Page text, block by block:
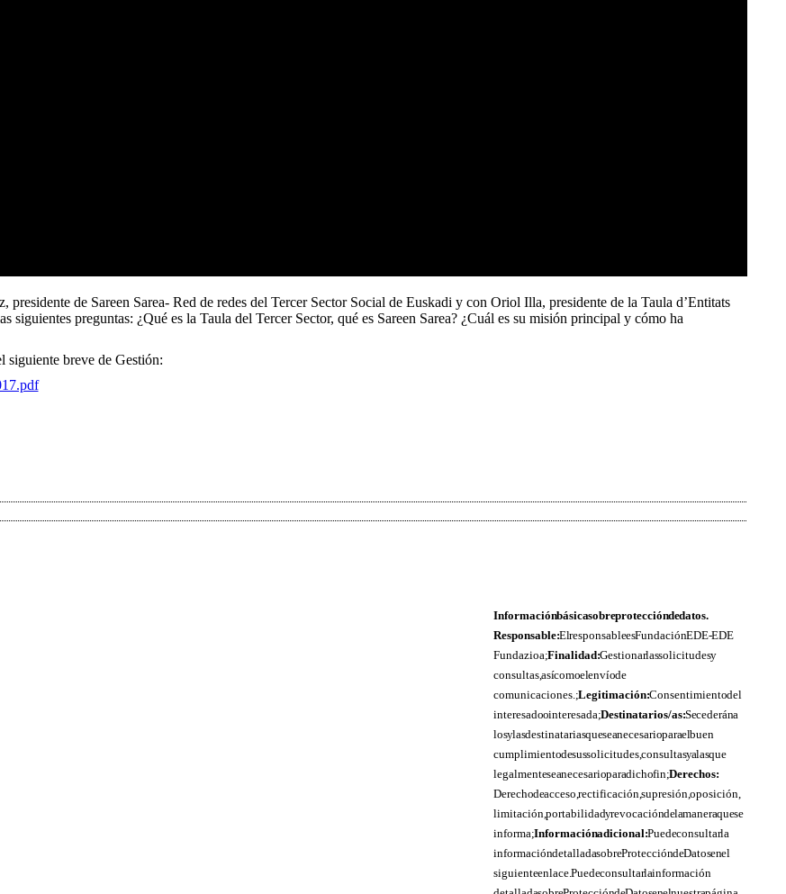
de Sareen Sarea- Red de redes del Tercer Sector Social de Euskadi y con Oriol Illa, presidente de la Taula d’Entitats
siguientes preguntas: ¿Qué es la Taula del Tercer Sector, qué es Sareen Sarea? ¿Cuál es su misión principal y cómo ha
siguiente breve de Gestión:
Información básica sobre protección de datos.
Responsable:El responsable es Fundación EDE- EDE
Fundazioa;Finalidad:Gestionar las solicitudes y
consultas, así como el envío de
comunicaciones.;Legitimación:Consentimiento del
interesado o interesada;Destinatarios/as:Se cederán a
los y las destinatarias que sea necesario para el buen
cumplimiento de sus solicitudes, consultas y a las que
legalmente sea necesario para dicho fin;Derechos:
Derecho de acceso, rectificación, supresión, oposición,
limitación, portabilidad y revocación de la manera que se
informa;Información adicional:Puede consultar la
información detallada sobre Protección de Datos en el
siguiente enlace. Puede consultar la información